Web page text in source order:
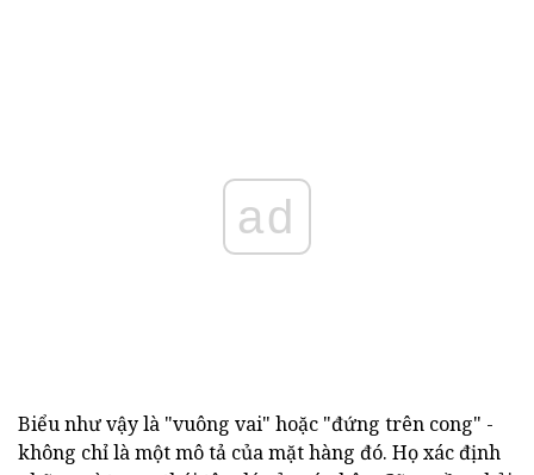
ad
Biểu như vậy là "vuông vai" hoặc "đứng trên cong" -
không chỉ là một mô tả của mặt hàng đó. Họ xác định